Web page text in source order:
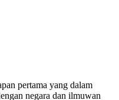
pertama yang dalam
negara dan ilmuwan